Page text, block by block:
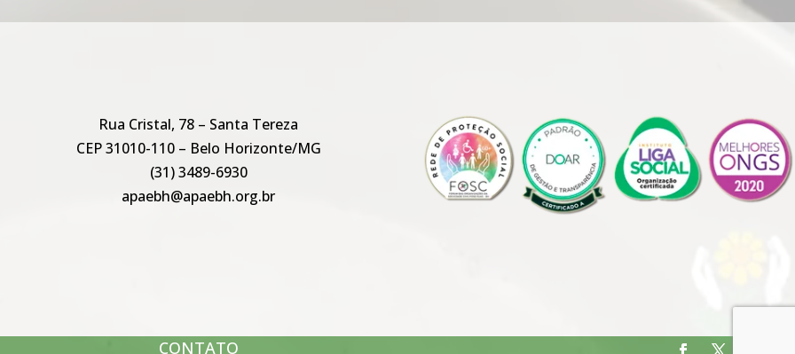
Rua Cristal, 78 – Santa Tereza
CEP 31010-110 – Belo Horizonte/MG
(31) 3489-6930
apaebh@apaebh.org.br
CONTATO